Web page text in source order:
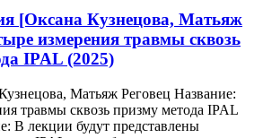
[Оксана Кузнецова, Матьяж
измерения травмы сквозь
IPAL (2025)
Матьяж Реговец Название:
травмы сквозь призму метода IPAL
В лекции будут представлены